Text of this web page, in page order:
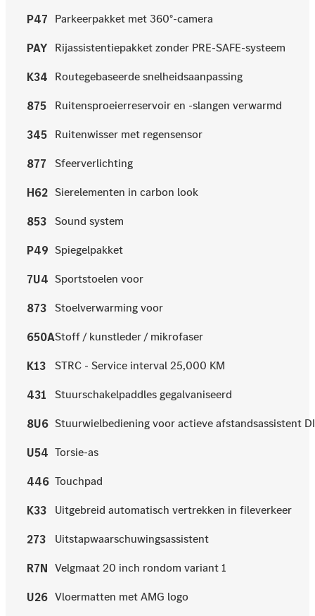
P47 Parkeerpakket met 360°-camera
PAY Rijassistentiepakket zonder PRE-SAFE-systeem
K34 Routegebaseerde snelheidsaanpassing
875 Ruitensproeierreservoir en -slangen verwarmd
345 Ruitenwisser met regensensor
877 Sfeerverlichting
H62 Sierelementen in carbon look
853 Sound system
P49 Spiegelpakket
7U4 Sportstoelen voor
873 Stoelverwarming voor
650AStoff / kunstleder / mikrofaser
K13 STRC - Service interval 25,000 KM
431 Stuurschakelpaddles gegalvaniseerd
8U6 Stuurwielbediening voor actieve afstandsassistent
U54 Torsie-as
446 Touchpad
K33 Uitgebreid automatisch vertrekken in fileverkeer
273 Uitstapwaarschuwingsassistent
R7N Velgmaat 20 inch rondom variant 1
U26 Vloermatten met AMG logo